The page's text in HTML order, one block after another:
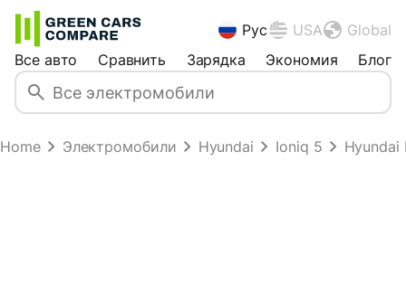
Рус USA
Global
Все авто
Сравнить Зарядка Экономия Блог
Home Электромобили Hyundai Ioniq 5 Hyundai